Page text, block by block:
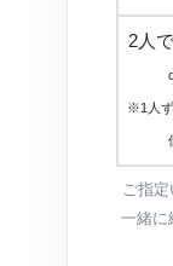
2人
※1人
ご指
一緒に